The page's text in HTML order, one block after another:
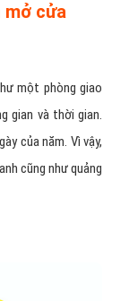
mở cửa
một phòng giao
gian và thời gian.
của năm. Vì vậy,
cũng như quảng